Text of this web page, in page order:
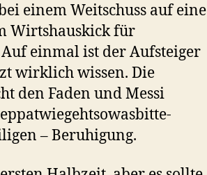
einem Weitschuss auf eine
Wirtshauskick für
einmal ist der Aufsteiger
wirklich wissen. Die
den Faden und Messi
– Beruhigung.